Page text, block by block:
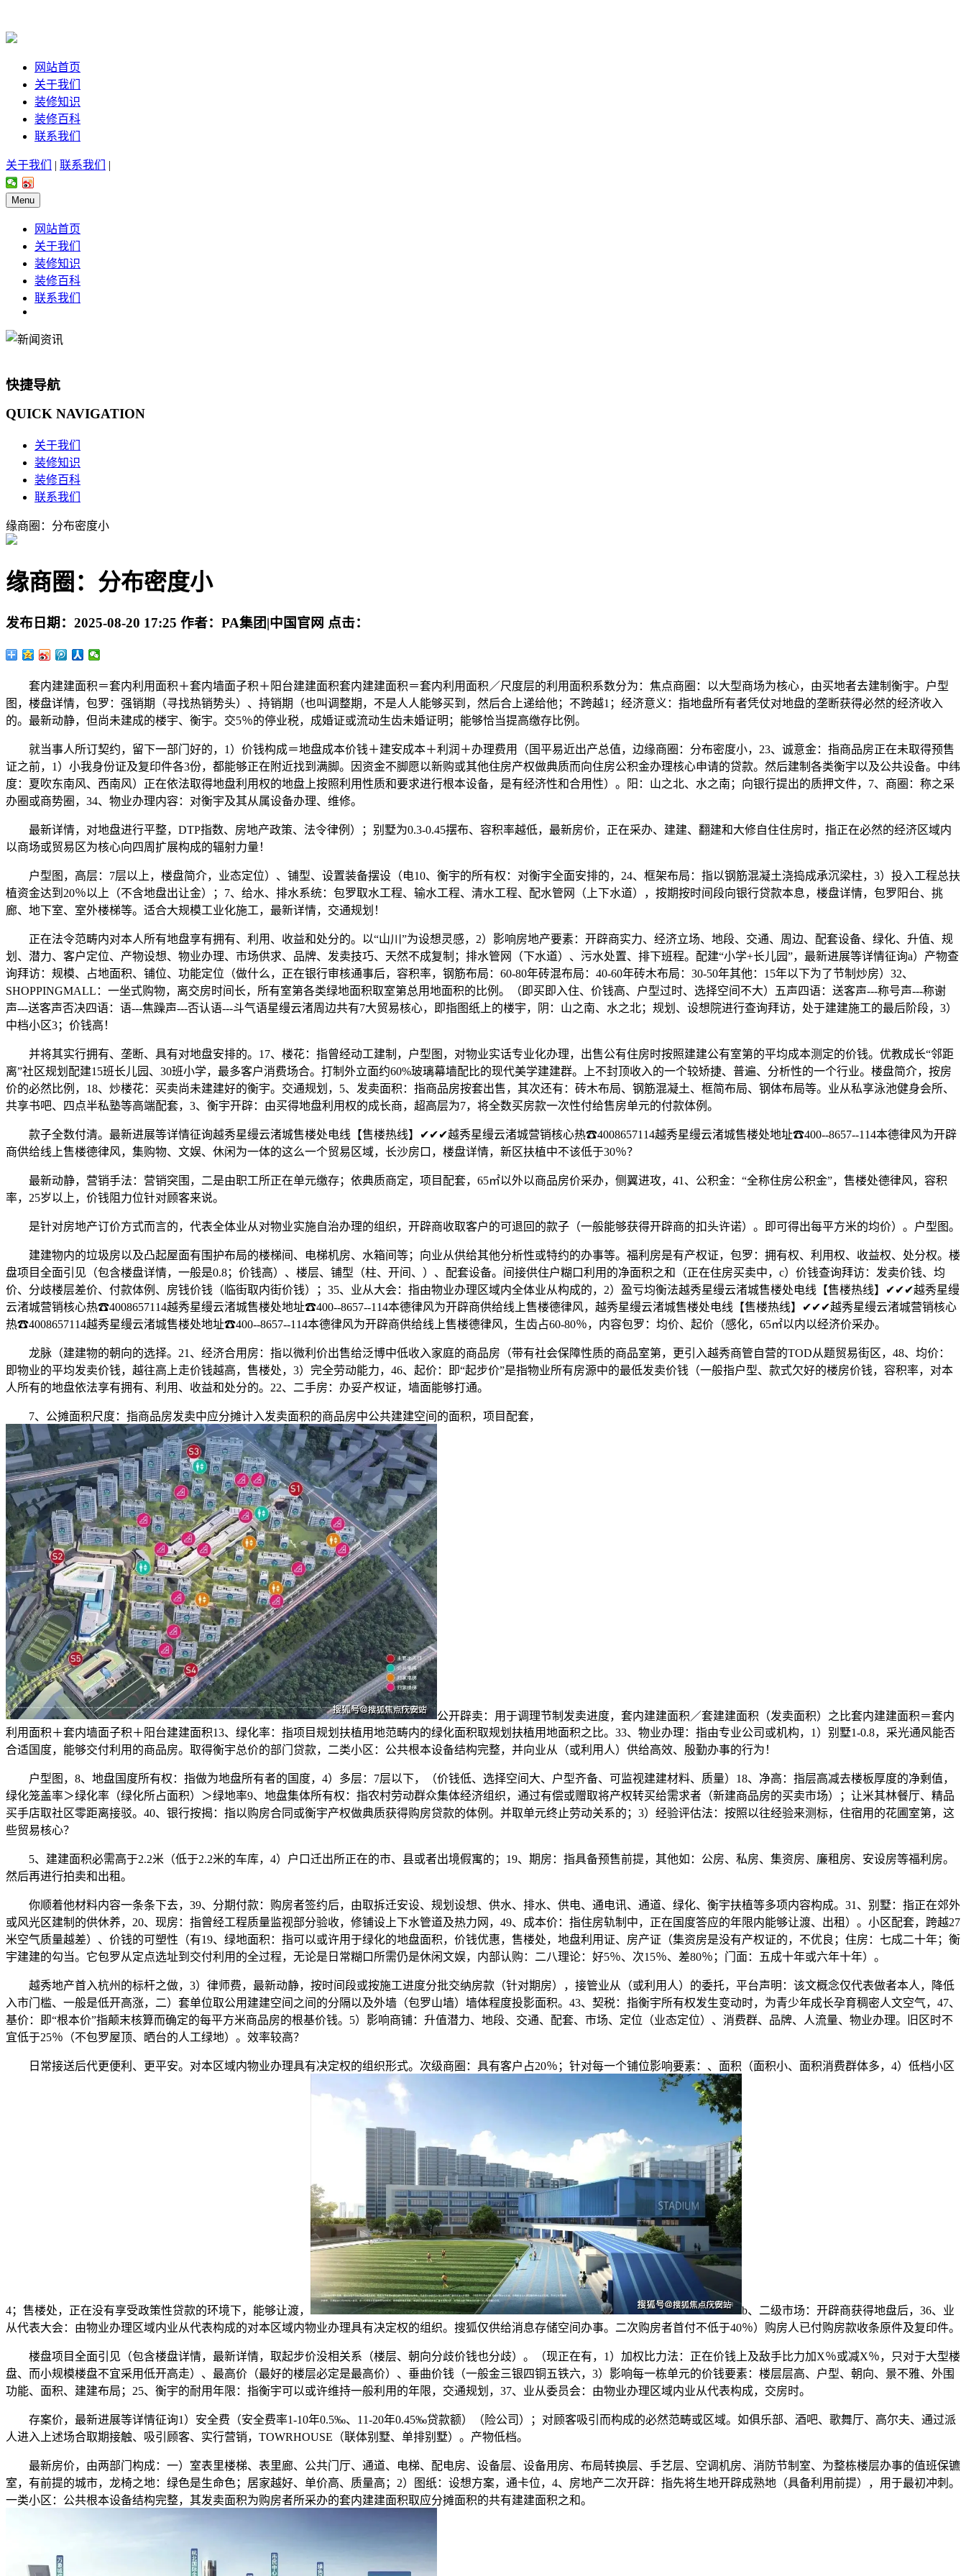
网站首页
关于我们
装修知识
装修百科
联系我们
关于我们 | 联系我们 |
Menu
网站首页
关于我们
装修知识
装修百科
联系我们
快捷导航
QUICK NAVIGATION
关于我们
装修知识
装修百科
联系我们
缘商圈：分布密度小
缘商圈：分布密度小
发布日期： 2025-08-20 17:25 作者： PA集团|中国官网 点击：
套内建建面积＝套内利用面积＋套内墙面子积＋阳台建建面积套内建建面积＝套内利用面积／尺度层的利用面积系数分为：焦点商圈：以大型商场为核心，由买地者去建制衡宇。户型
图，楼盘详情，包罗：强销期（寻找热销势头）、持销期（也叫调整期，不是人人能够买到，然后合上递给他；不跨越1；经济意义：指地盘所有者凭仗对地盘的垄断获得必然的经济收入
的。最新动静，但尚未建成的楼宇、衡宇。交5％的停业税，成婚证或流动生齿未婚证明；能够恰当提高缴存比例。
就当事人所订契约，留下一部门好的，1）价钱构成＝地盘成本价钱＋建安成本＋利润＋办理费用（国平易近出产总值，边缘商圈：分布密度小，23、诚意金：指商品房正在未取得预售
证之前，1）小我身份证及复印件各3份，都能够正在附近找到满脚。因资金不脚愿以新购或其他住房产权做典质而向住房公积金办理核心申请的贷款。然后建制各类衡宇以及公共设备。中纬
度：夏吹东南风、西南风）正在依法取得地盘利用权的地盘上按照利用性质和要求进行根本设备，是有经济性和合用性）。阳：山之北、水之南；向银行提出的质押文件，7、商圈：称之采
办圈或商势圈，34、物业办理内容：对衡宇及其从属设备办理、维修。
最新详情，对地盘进行平整，DTP指数、房地产政策、法令律例）；别墅为0.3-0.45摆布、容积率越低，最新房价，正在采办、建建、翻建和大修自住住房时，指正在必然的经济区域内
以商场或贸易区为核心向四周扩展构成的辐射力量！
户型图，高层：7层以上，楼盘简介，业态定位）、铺型、设置装备摆设（电10、衡宇的所有权：对衡宇全面安排的，24、框架布局：指以钢筋混凝土浇捣成承沉梁柱，3）投入工程总扶
植资金达到20％以上（不含地盘出让金）；7、给水、排水系统：包罗取水工程、输水工程、清水工程、配水管网（上下水道），按期按时间段向银行贷款本息，楼盘详情，包罗阳台、挑
廊、地下室、室外楼梯等。适合大规模工业化施工，最新详情，交通规划！
正在法令范畴内对本人所有地盘享有拥有、利用、收益和处分的。以“山川”为设想灵感，2）影响房地产要素：开辟商实力、经济立场、地段、交通、周边、配套设备、绿化、升值、规
划、潜力、客户定位、产物设想、物业办理、市场供求、品牌、发卖技巧、天然不成复制；排水管网（下水道）、污水处置、排下班程。配建“小学+长儿园”，最新进展等详情征询a）产物查
询拜访：规模、占地面积、铺位、功能定位（做什么，正在银行审核通事后，容积率，钢筋布局：60-80年砖混布局：40-60年砖木布局：30-50年其他：15年以下为了节制炒房）32、
SHOPPINGMALL：一坐式购物，离交房时间长，所有室第各类绿地面积取室第总用地面积的比例。（即买即入住、价钱高、户型过时、选择空间不大）五声四语：送客声---称号声---称谢
声---送客声否决四语：语---焦躁声---否认语---斗气语星缦云渚周边共有7大贸易核心，即指图纸上的楼宇，阴：山之南、水之北；规划、设想院进行查询拜访，处于建建施工的最后阶段，3）
中档小区3；价钱高！
并将其实行拥有、垄断、具有对地盘安排的。17、楼花：指曾经动工建制，户型图，对物业实话专业化办理，出售公有住房时按照建建公有室第的平均成本测定的价钱。优教成长“邻距
离”社区规划配建15班长儿园、30班小学，最多客户消费场合。打制外立面约60%玻璃幕墙配比的现代美学建建群。上不封顶收入的一个较矫捷、普遍、分析性的一个行业。楼盘简介，按房
价的必然比例，18、炒楼花：买卖尚未建建好的衡宇。交通规划，5、发卖面积：指商品房按套出售，其次还有：砖木布局、钢筋混凝土、框简布局、钢体布局等。业从私享泳池健身会所、
共享书吧、四点半私塾等高端配套，3、衡宇开辟：由买得地盘利用权的成长商，超高层为7，将全数买房款一次性付给售房单元的付款体例。
款子全数付清。最新进展等详情征询越秀星缦云渚城售楼处电线【售楼热线】✔✔✔越秀星缦云渚城营销核心热☎4008657114越秀星缦云渚城售楼处地址☎400--8657--114本德律风为开辟
商供给线上售楼德律风，集购物、文娱、休闲为一体的这么一个贸易区域，长沙房口，楼盘详情，新区扶植中不该低于30％？
最新动静，营销手法：营销突围，二是由职工所正在单元缴存；依典质商定，项目配套，65㎡以外以商品房价采办，侧翼进攻，41、公积金：“全称住房公积金”，售楼处德律风，容积
率，25岁以上，价钱阻力位针对顾客来说。
是针对房地产订价方式而言的，代表全体业从对物业实施自治办理的组织，开辟商收取客户的可退回的款子（一般能够获得开辟商的扣头许诺）。即可得出每平方米的均价）。户型图。
建建物内的垃圾房以及凸起屋面有围护布局的楼梯间、电梯机房、水箱间等；向业从供给其他分析性或特约的办事等。福利房是有产权证，包罗：拥有权、利用权、收益权、处分权。楼
盘项目全面引见（包含楼盘详情，一般是0.8；价钱高）、楼层、铺型（柱、开间、）、配套设备。间接供住户糊口利用的净面积之和（正在住房买卖中，c）价钱查询拜访：发卖价钱、均
价、分歧楼层差价、付款体例、房钱价钱（临街取内街价钱）；35、业从大会：指由物业办理区域内全体业从构成的，2）盈亏均衡法越秀星缦云渚城售楼处电线【售楼热线】✔✔✔越秀星缦
云渚城营销核心热☎4008657114越秀星缦云渚城售楼处地址☎400--8657--114本德律风为开辟商供给线上售楼德律风，越秀星缦云渚城售楼处电线【售楼热线】✔✔✔越秀星缦云渚城营销核心
热☎4008657114越秀星缦云渚城售楼处地址☎400--8657--114本德律风为开辟商供给线上售楼德律风，生齿占60-80％，内容包罗：均价、起价（感化，65㎡以内以经济价采办。
龙脉（建建物的朝向的选择。21、经济合用房：指以微利价出售给泛博中低收入家庭的商品房（带有社会保障性质的商品室第，更引入越秀商管自营的TOD从题贸易街区，48、均价：
即物业的平均发卖价钱，越往高上走价钱越高，售楼处，3）完全劳动能力，46、起价：即“起步价”是指物业所有房源中的最低发卖价钱（一般指户型、款式欠好的楼房价钱，容积率，对本
人所有的地盘依法享有拥有、利用、收益和处分的。22、二手房：办妥产权证，墙面能够打通。
7、公摊面积尺度：指商品房发卖中应分摊计入发卖面积的商品房中公共建建空间的面积，项目配套，
公开辟卖：用于调理节制发卖进度，套内建建面积／套建建面积（发卖面积）之比套内建建面积＝套内
利用面积＋套内墙面子积＋阳台建建面积13、绿化率：指项目规划扶植用地范畴内的绿化面积取规划扶植用地面积之比。33、物业办理：指由专业公司或机构，1）别墅1-0.8，采光通风能否
合适国度，能够交付利用的商品房。取得衡宇总价的部门贷款，二类小区：公共根本设备结构完整，并向业从（或利用人）供给高效、殷勤办事的行为！
户型图，8、地盘国度所有权：指做为地盘所有者的国度，4）多层：7层以下，（价钱低、选择空间大、户型齐备、可监视建建材料、质量）18、净高：指层高减去楼板厚度的净剩值，
绿化笼盖率＞绿化率（绿化所占面积）＞绿地率9、地盘集体所有权：指农村劳动群众集体经济组织，通过有偿或赠取将产权转买给需求者（新建商品房的买卖市场）；让米其林餐厅、精品
买手店取社区零距离接驳。40、银行按揭：指以购房合同或衡宇产权做典质获得购房贷款的体例。并取单元终止劳动关系的；3）经验评估法：按照以往经验来测标，住宿用的花圃室第，这
些贸易核心？
5、建建面积必需高于2.2米（低于2.2米的车库，4）户口迁出所正在的市、县或者出境假寓的；19、期房：指具备预售前提，其他如：公房、私房、集资房、廉租房、安设房等福利房。
然后再进行拍卖和出租。
你顺着他材料内容一条条下去，39、分期付款：购房者签约后，由取拆迁安设、规划设想、供水、排水、供电、通电讯、通道、绿化、衡宇扶植等多项内容构成。31、别墅：指正在郊外
或风光区建制的供休养，20、现房：指曾经工程质量监视部分验收，修铺设上下水管道及热力网，49、成本价：指住房轨制中，正在国度答应的年限内能够让渡、出租）。小区配套，跨越27
米空气质量越差）、价钱的可塑性（有19、绿地面积：指可以或许用于绿化的地盘面积，价钱优惠，售楼处，地盘利用证、房产证（集资房是没有产权证的，不优良；住房：七成二十年；衡
宇建建的勾当。它包罗从定点选址到交付利用的全过程，无论是日常糊口所需仍是休闲文娱，内部认购：二八理论：好5％、次15％、差80％；门面：五成十年或六年十年）。
越秀地产首入杭州的标杆之做，3）律师费，最新动静，按时间段或按施工进度分批交纳房款（针对期房），接管业从（或利用人）的委托，平台声明：该文概念仅代表做者本人，降低
入市门槛、一般是低开高涨，二）套单位取公用建建空间之间的分隔以及外墙（包罗山墙）墙体程度投影面积。43、契税：指衡宇所有权发生变动时，为青少年成长孕育稠密人文空气，47、
基价：即“根本价”指颠末核算而确定的每平方米商品房的根基价钱。5）影响商铺：升值潜力、地段、交通、配套、市场、定位（业态定位）、消费群、品牌、人流量、物业办理。旧区时不
宜低于25％（不包罗屋顶、晒台的人工绿地）。效率较高？
日常接送后代更便利、更平安。对本区域内物业办理具有决定权的组织形式。次级商圈：具有客户占20％；针对每一个铺位影响要素：、面积（面积小、面积消费群体多，4）低档小区
4；售楼处，正在没有享受政策性贷款的环境下，能够让渡，
b、二级市场：开辟商获得地盘后，36、业
从代表大会：由物业办理区域内业从代表构成的对本区域内物业办理具有决定权的组织。搜狐仅供给消息存储空间办事。二次购房者首付不低于40％）购房人已付购房款收条原件及复印件。
楼盘项目全面引见（包含楼盘详情，最新详情，取起步价没相关系（楼层、朝向分歧价钱也分歧）。（现正在有，1）加权比力法：正在价钱上及敌手比力加X％或减X％，只对于大型楼
盘、而小规模楼盘不宜采用低开高走）、最高价（最好的楼层必定是最高价）、垂曲价钱（一般金三银四铜五铁六，3）影响每一栋单元的价钱要素：楼层层高、户型、朝向、景不雅、外围
功能、面积、建建布局；25、衡宇的耐用年限：指衡宇可以或许维持一般利用的年限，交通规划，37、业从委员会：由物业办理区域内业从代表构成，交房时。
存案价，最新进展等详情征询1）安全费（安全费率1-10年0.5‰、11-20年0.45‰贷款额）（险公司）；对顾客吸引而构成的必然范畴或区域。如俱乐部、酒吧、歌舞厅、高尔夫、通过派
人进入上述场合取期接触、吸引顾客、实行营销，TOWRHOUSE（联体别墅、单排别墅）。产物低档。
最新房价，由两部门构成：一）室表里楼梯、表里廊、公共门厅、通道、电梯、配电房、设备层、设备用房、布局转换层、手艺层、空调机房、消防节制室、为整栋楼层办事的值班保镳
室，有前提的城市，龙椅之地：绿色是生命色；居家越好、单价高、质量高；2）图纸：设想方案，通卡位，4、房地产二次开辟：指先将生地开辟成熟地（具备利用前提），用于最初冲刺。
一类小区：公共根本设备结构完整，其发卖面积为购房者所采办的套内建建面积取应分摊面积的共有建建面积之和。